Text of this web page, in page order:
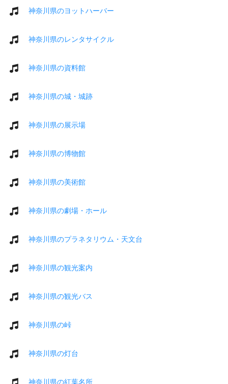
神奈川県のヨットハーバー
神奈川県のレンタサイクル
神奈川県の資料館
神奈川県の城・城跡
神奈川県の展示場
神奈川県の博物館
神奈川県の美術館
神奈川県の劇場・ホール
神奈川県のプラネタリウム・天文台
神奈川県の観光案内
神奈川県の観光バス
神奈川県の峠
神奈川県の灯台
神奈川県の紅葉名所